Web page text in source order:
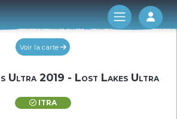
Log
Voir la carte
Ultra 2019 - Lost Lakes Ultra
ITRA